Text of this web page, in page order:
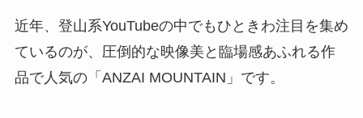
近年、登山系YouTubeの中でもひときわ注目を集め
ているのが、圧倒的な映像美と臨場感あふれる作
品で人気の「ANZAI MOUNTAIN」です。